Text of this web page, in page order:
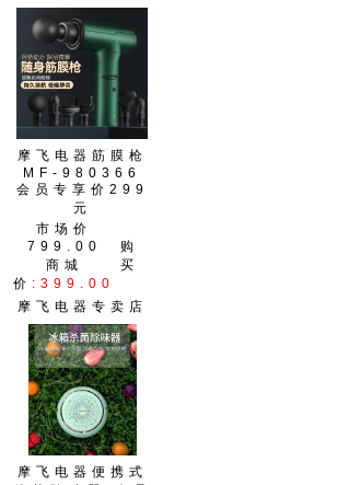
摩飞电器筋膜枪
MF-980366
会员专享价299
元
市场价
799.00
购
买
商城
价 :399.00
摩飞电器专卖店
摩飞电器便携式